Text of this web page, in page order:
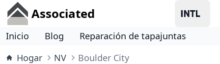
Associated
Inicio Blog
Reparación de tapajuntas
Hogar
NV Boulder City